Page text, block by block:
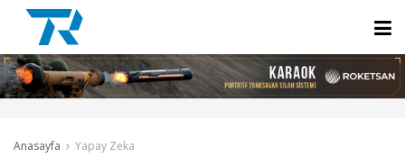
Anasayfa Yapay Zeka